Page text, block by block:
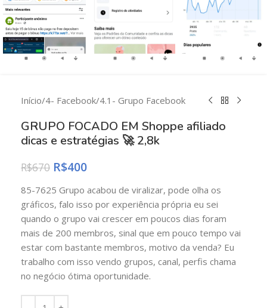
Início/4- Facebook/4.1- Grupo Facebook
GRUPO FOCADO EM Shoppe afiliado
dicas e estratégias 🚀 2,8k
R$670 R$400
85-7625 Grupo acabou de viralizar, pode olha os
gráficos, falo isso por experiência própria eu sei
quando o grupo vai crescer em poucos dias foram
mais de 200 membros, sinal que em pouco tempo vai
estar com bastante membros, motivo da venda? Eu
trabalho com isso vendo grupos, canal, perfis chama
no negócio ótima oportunidade.